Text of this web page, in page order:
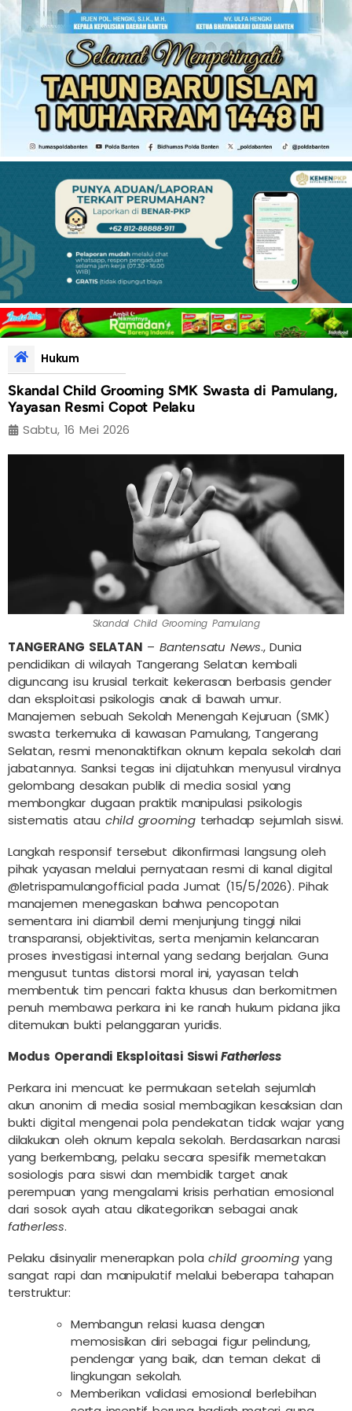
Hukum
Skandal Child Grooming SMK Swasta di Pamulang,
Yayasan Resmi Copot Pelaku
Sabtu, 16 Mei 2026
Skandal Child Grooming Pamulang
TANGERANG SELATAN –Bantensatu News., Dunia
pendidikan di wilayah Tangerang Selatan kembali
diguncang isu krusial terkait kekerasan berbasis gender
dan eksploitasi psikologis anak di bawah umur.
Manajemen sebuah Sekolah Menengah Kejuruan (SMK)
swasta terkemuka di kawasan Pamulang, Tangerang
Selatan, resmi menonaktifkan oknum kepala sekolah dari
jabatannya. Sanksi tegas ini dijatuhkan menyusul viralnya
gelombang desakan publik di media sosial yang
membongkar dugaan praktik manipulasi psikologis
sistematis atau child grooming terhadap sejumlah siswi.
Langkah responsif tersebut dikonfirmasi langsung oleh
pihak yayasan melalui pernyataan resmi di kanal digital
@letrispamulangofficial pada Jumat (15/5/2026). Pihak
manajemen menegaskan bahwa pencopotan
sementara ini diambil demi menjunjung tinggi nilai
transparansi, objektivitas, serta menjamin kelancaran
proses investigasi internal yang sedang berjalan. Guna
mengusut tuntas distorsi moral ini, yayasan telah
membentuk tim pencari fakta khusus dan berkomitmen
penuh membawa perkara ini ke ranah hukum pidana jika
ditemukan bukti pelanggaran yuridis.
Modus Operandi Eksploitasi SiswiFatherless
Perkara ini mencuat ke permukaan setelah sejumlah
akun anonim di media sosial membagikan kesaksian dan
bukti digital mengenai pola pendekatan tidak wajar yang
dilakukan oleh oknum kepala sekolah. Berdasarkan narasi
yang berkembang, pelaku secara spesifik memetakan
sosiologis para siswi dan membidik target anak
perempuan yang mengalami krisis perhatian emosional
dari sosok ayah atau dikategorikan sebagai anak
fatherless.
Pelaku disinyalir menerapkan polachild groomingyang
sangat rapi dan manipulatif melalui beberapa tahapan
terstruktur:
Membangun relasi kuasa dengan
memosisikan diri sebagai figur pelindung,
pendengar yang baik, dan teman dekat di
lingkungan sekolah.
Memberikan validasi emosional berlebihan